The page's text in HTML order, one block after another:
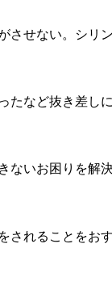
せない。シリ
など抜き差し
いお困りを解決
れることをお